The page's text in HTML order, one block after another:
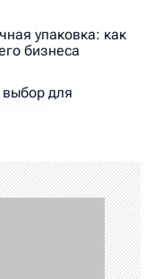
упаковка: как
бизнеса
для